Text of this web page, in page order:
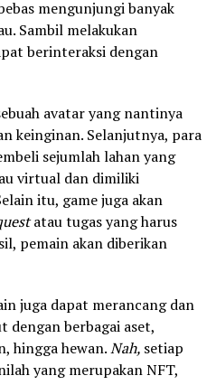
mengunjungi banyak
Sambil melakukan
berinteraksi dengan
avatar yang nantinya
keinginan. Selanjutnya, para
sejumlah lahan yang
virtual dan dimiliki
itu, game juga akan
atau tugas yang harus
pemain akan diberikan
juga dapat merancang dan
dengan berbagai aset,
hingga hewan.Nah, setiap
yang merupakan NFT,